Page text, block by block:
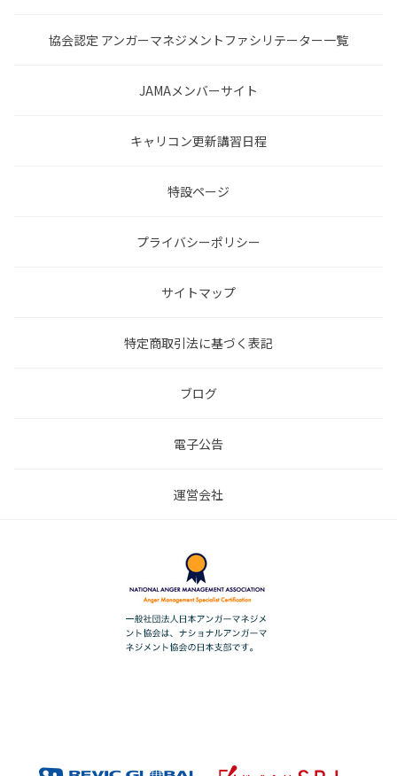
協会認定 アンガーマネジメントファシリテーター一覧
JAMAメンバーサイト
キャリコン更新講習日程
特設ページ
プライバシーポリシー
サイトマップ
特定商取引法に基づく表記
ブログ
電子公告
運営会社